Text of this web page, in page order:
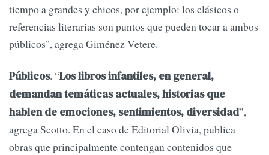
tiempo a grandes y chicos, por ejemplo: los clásicos o
referencias literarias son puntos que pueden tocar a ambos
públicos", agrega Giménez Vetere.
Públicos. “Los libros infantiles, en general,
demandan temáticas actuales, historias que
hablen de emociones, sentimientos, diversidad”,
agrega Scotto. En el caso de Editorial Olivia, publica
obras que principalmente contengan contenidos que